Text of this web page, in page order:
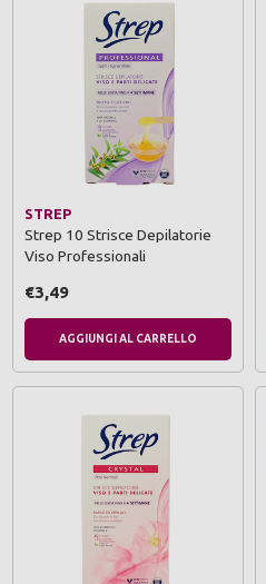
STREP
Strep 10 Strisce Depilatorie
Viso Professionali
€3,49
AGGIUNGI AL CARRELLO